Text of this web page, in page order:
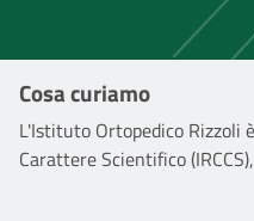
Cosa curiamo
L'Istituto Ortopedico Rizzoli
Carattere Scientifico
comprende sia l'assistenza